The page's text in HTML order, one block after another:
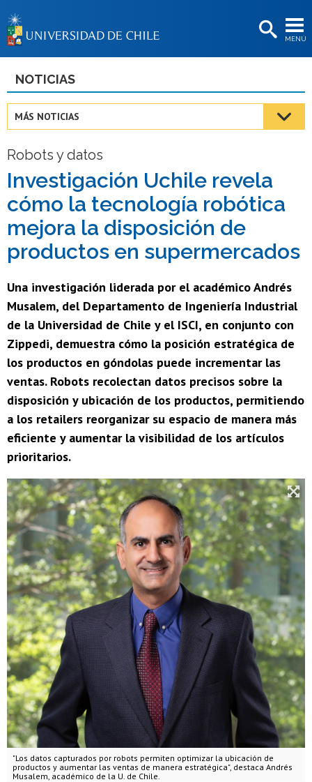
MENÚ
BIBLIOTECAS
Estudiantes
Funcionarias/os
Egresadas/os
NOTICIAS
MÁS NOTICIAS
Robots y datos
Investigación Uchile revela
cómo la tecnología robótica
mejora la disposición de
productos en supermercados
Una investigación liderada por el académico Andrés
Musalem, del Departamento de Ingeniería Industrial
de la Universidad de Chile y el ISCI, en conjunto con
Zippedi, demuestra cómo la posición estratégica de
los productos en góndolas puede incrementar las
ventas. Robots recolectan datos precisos sobre la
disposición y ubicación de los productos, permitiendo
a los retailers reorganizar su espacio de manera más
eficiente y aumentar la visibilidad de los artículos
prioritarios.
"Los datos capturados por robots permiten optimizar la ubicación de
productos y aumentar las ventas de manera estratégica", destaca Andrés
Musalem, académico de la U. de Chile.